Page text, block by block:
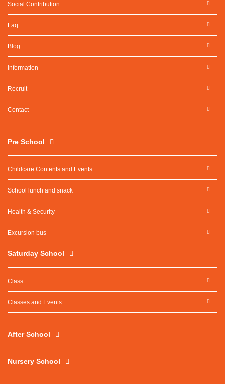
Social Contribution
Faq
Blog
Information
Recruit
Contact
Pre School
Childcare Contents and Events
School lunch and snack
Health & Security
Excursion bus
Saturday School
Class
Classes and Events
After School
Nursery School